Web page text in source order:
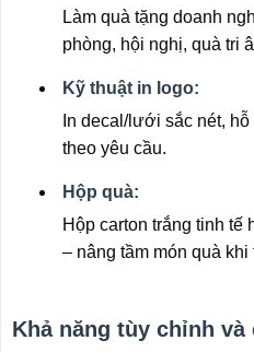
Làm quà tặng doanh
phòng, hội nghị, quà tri
Kỹ thuật in logo:
In decal/lưới sắc nét,
theo yêu cầu.
Hộp quà:
Hộp carton trắng tinh tế
– nâng tầm món quà khi
Khả năng tùy chỉnh và